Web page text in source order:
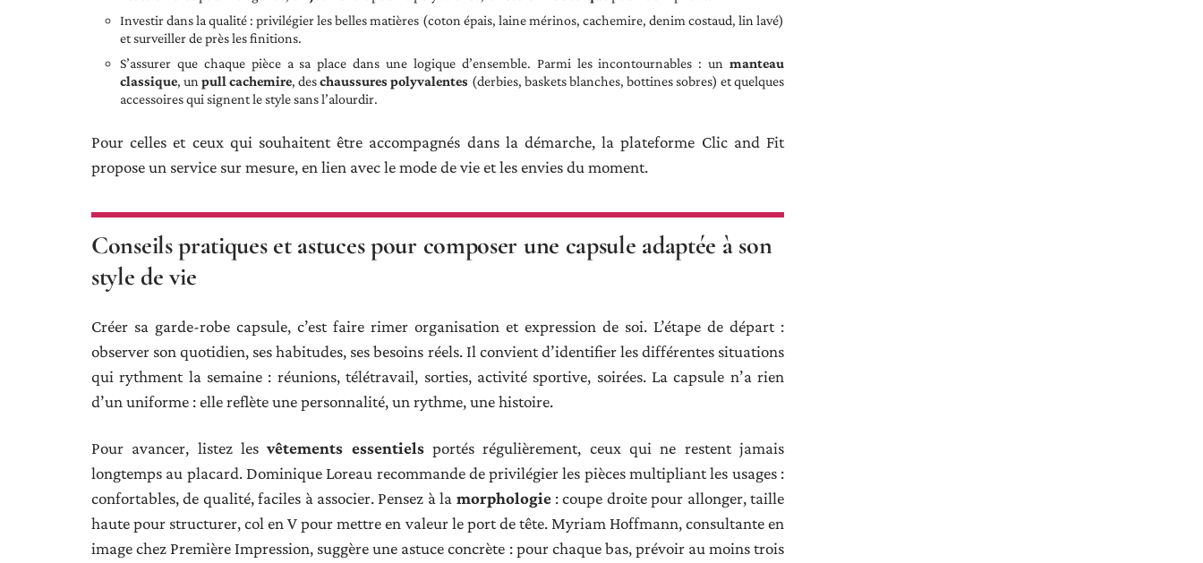
Investir dans la qualité : privilégier les belles matières (coton épais, laine mérinos, cachemire, denim costaud, lin lavé)
et surveiller de près les finitions.
S’assurer que chaque pièce a sa place dans une logique d’ensemble. Parmi les incontournables : un manteau
classique, unpull cachemire, deschaussures polyvalentes (derbies, baskets blanches, bottines sobres) et quelques
accessoires qui signent le style sans l’alourdir.
Pour celles et ceux qui souhaitent être accompagnés dans la démarche, la plateforme Clic and Fit
propose un service sur mesure, en lien avec le mode de vie et les envies du moment.
Conseils pratiques et astuces pour composer une capsule adaptée à son
style de vie
Créer sa garde-robe capsule, c’est faire rimer organisation et expression de soi. L’étape de départ :
observer son quotidien, ses habitudes, ses besoins réels. Il convient d’identifier les différentes situations
qui rythment la semaine : réunions, télétravail, sorties, activité sportive, soirées. La capsule n’a rien
d’un uniforme : elle reflète une personnalité, un rythme, une histoire.
Pour avancer, listez lesvêtements essentielsportés régulièrement, ceux qui ne restent jamais
longtemps au placard. Dominique Loreau recommande de privilégier les pièces multipliant les usages :
confortables, de qualité, faciles à associer. Pensez à la morphologie: coupe droite pour allonger, taille
haute pour structurer, col en V pour mettre en valeur le port de tête. Myriam Hoffmann, consultante en
image chez Première Impression, suggère une astuce concrète : pour chaque bas, prévoir au moins trois